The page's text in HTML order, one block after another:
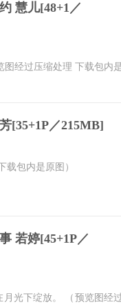
慧儿[48+1／
图经过压缩处理 下载包内
[35+1P／215MB]
包内是原图）
若婷[45+1P／
光下绽放。 （预览图经